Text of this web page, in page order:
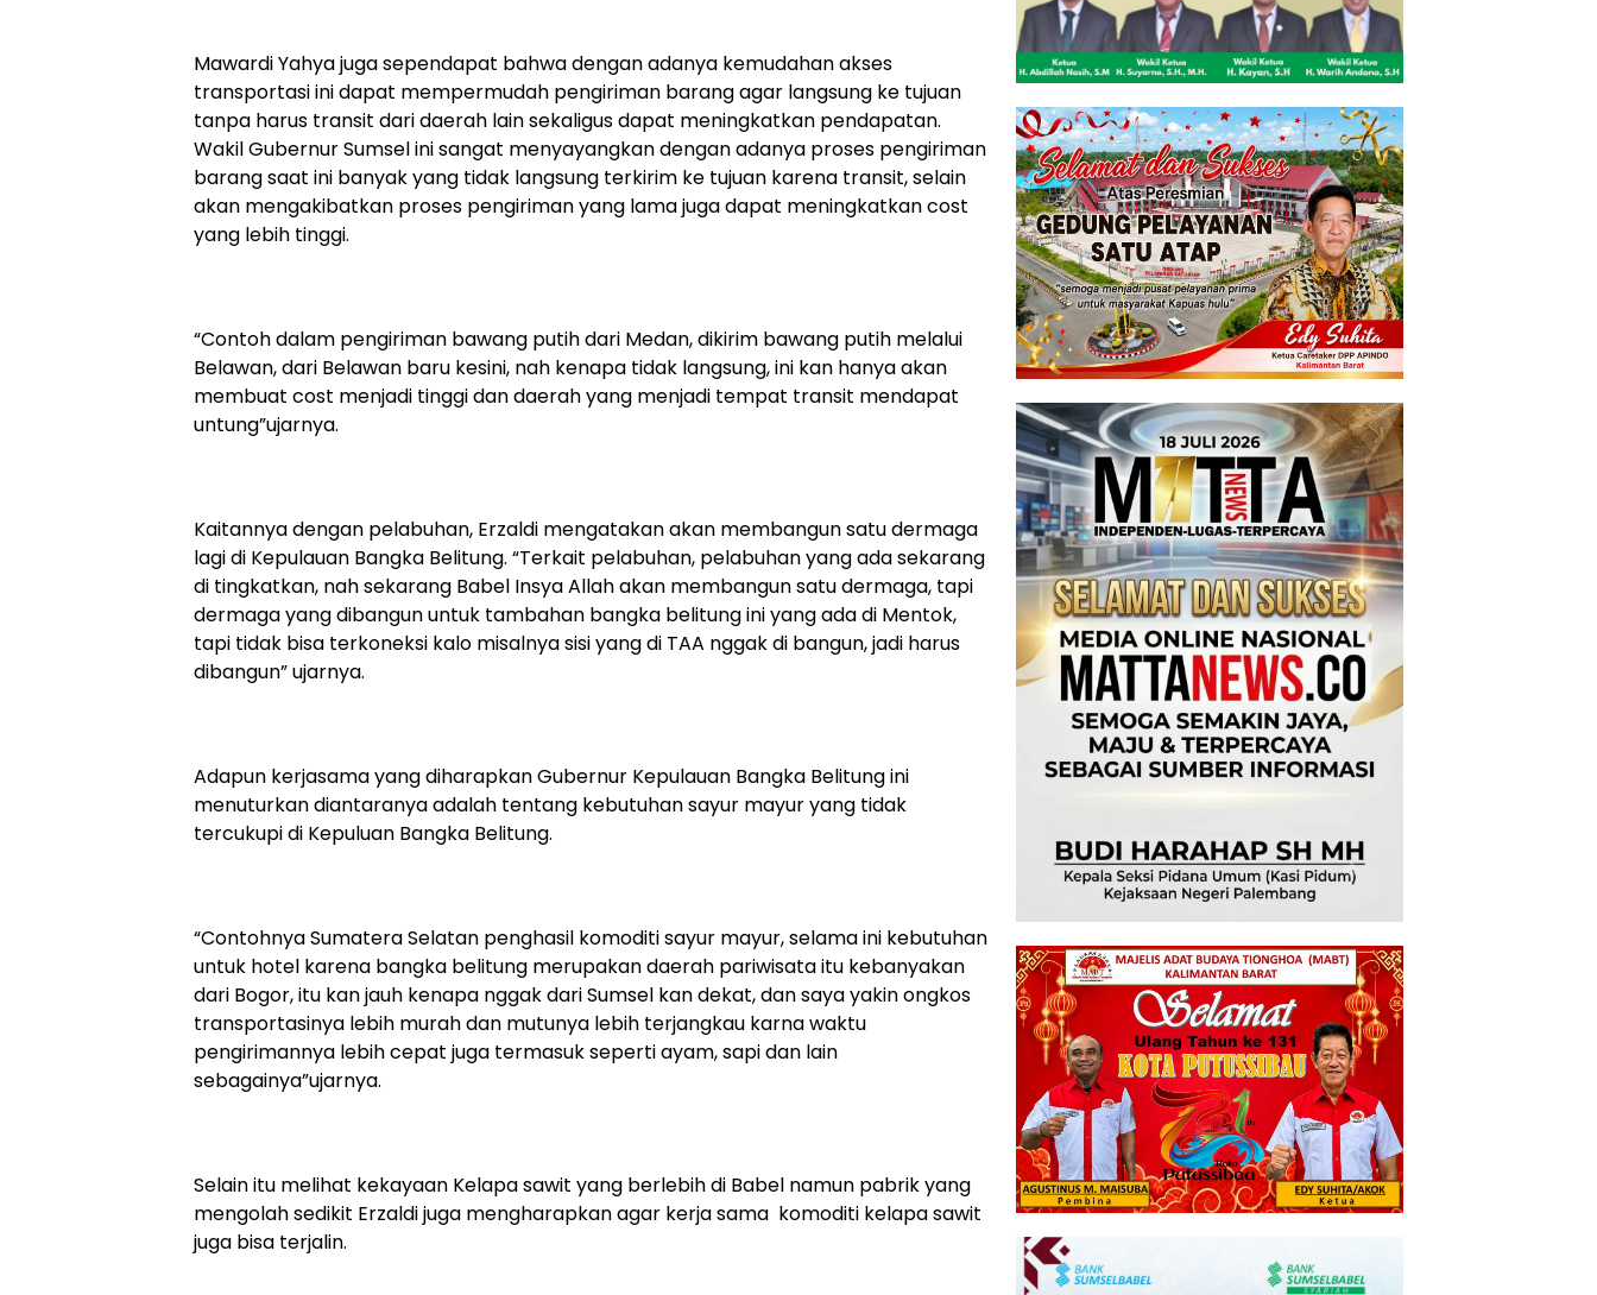
Mawardi Yahya juga sependapat bahwa dengan adanya kemudahan akses
transportasi ini dapat mempermudah pengiriman barang agar langsung ke tujuan
tanpa harus transit dari daerah lain sekaligus dapat meningkatkan pendapatan.
Wakil Gubernur Sumsel ini sangat menyayangkan dengan adanya proses pengiriman
barang saat ini banyak yang tidak langsung terkirim ke tujuan karena transit, selain
akan mengakibatkan proses pengiriman yang lama juga dapat meningkatkan cost
yang lebih tinggi.
“Contoh dalam pengiriman bawang putih dari Medan, dikirim bawang putih melalui
Belawan, dari Belawan baru kesini, nah kenapa tidak langsung, ini kan hanya akan
membuat cost menjadi tinggi dan daerah yang menjadi tempat transit mendapat
untung”ujarnya.
Kaitannya dengan pelabuhan, Erzaldi mengatakan akan membangun satu dermaga
lagi di Kepulauan Bangka Belitung. “Terkait pelabuhan, pelabuhan yang ada sekarang
di tingkatkan, nah sekarang Babel Insya Allah akan membangun satu dermaga, tapi
dermaga yang dibangun untuk tambahan bangka belitung ini yang ada di Mentok,
tapi tidak bisa terkoneksi kalo misalnya sisi yang di TAA nggak di bangun, jadi harus
dibangun” ujarnya.
Adapun kerjasama yang diharapkan Gubernur Kepulauan Bangka Belitung ini
menuturkan diantaranya adalah tentang kebutuhan sayur mayur yang tidak
tercukupi di Kepuluan Bangka Belitung.
“Contohnya Sumatera Selatan penghasil komoditi sayur mayur, selama ini kebutuhan
untuk hotel karena bangka belitung merupakan daerah pariwisata itu kebanyakan
dari Bogor, itu kan jauh kenapa nggak dari Sumsel kan dekat, dan saya yakin ongkos
transportasinya lebih murah dan mutunya lebih terjangkau karna waktu
pengirimannya lebih cepat juga termasuk seperti ayam, sapi dan lain
sebagainya”ujarnya.
Selain itu melihat kekayaan Kelapa sawit yang berlebih di Babel namun pabrik yang
mengolah sedikit Erzaldi juga mengharapkan agar kerja sama komoditi kelapa sawit
juga bisa terjalin.